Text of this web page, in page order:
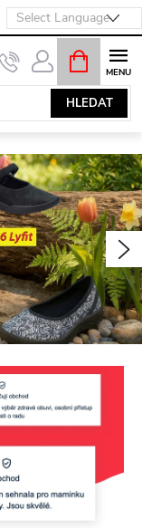
HLEDAT
NÁKUPNÍ
KOŠÍK